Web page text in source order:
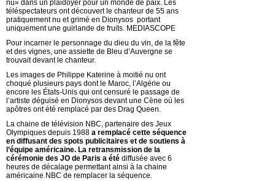
nu» dans un plaidoyer pour un monde de paix. Les
téléspectateurs ont découvert le chanteur de 55 ans
pratiquement nu et grimé en Dionysos portant
uniquement une guirlande de fruits. MEDIASCOPE
Pour incarner le personnage du dieu du vin, de la fête
et des vignes, une assiette de Bleu d’Auvergne se
trouvait devant le chanteur.
Les images de Philippe Katerine à moitié nu ont
choqué plusieurs pays dont le Maroc, l’Algérie ou
encore les États-Unis qui ont censuré le passage de
l’artiste déguisé en Dionysos devant une Cène où les
apôtres ont été remplacé par des Drag Queen.
La chaine de télévision NBC, partenaire des Jeux
Olympiques depuis 1988 a remplacé cette séquence
en diffusant des spots publicitaires et de soutiens à
l’équipe américaine. La retransmission de la
cérémonie des JO de Paris a été diffusée avec 6
heures de décalage permettant ainsi à la chaine
américaine NBC de remplacer la séquence.